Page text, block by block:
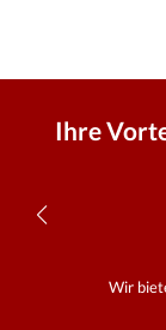
Ihre
Wir